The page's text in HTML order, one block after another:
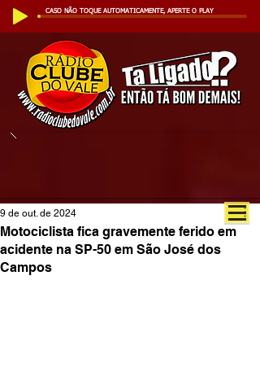
CASO NÃO TOQUE AUTOMATICAMENTE, APERTE O PLAY
Motociclista fica gravemente ferido em
acidente na SP-50 em São José dos
Campos
9 de out. de 2024